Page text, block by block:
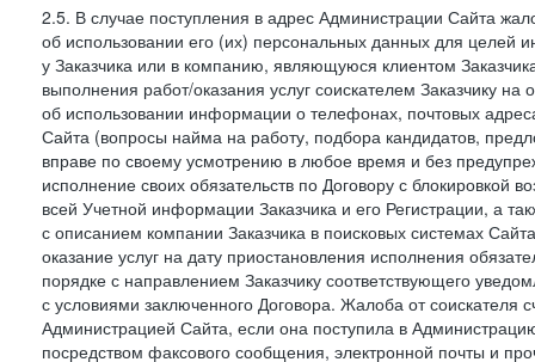
2.5. В случае поступления в адрес Администрации Сайта
об использовании его (их) персональных данных для целей
у Заказчика или в компанию, являющуюся клиентом
выполнения работ/оказания услуг соискателем Заказчику
об использовании информации о телефонах, почтовых
Сайта (вопросы найма на работу, подбора кандидатов,
вправе по своему усмотрению в любое время и без
исполнение своих обязательств по Договору с блокировкой
всей Учетной информации Заказчика и его Регистрации, а
с описанием компании Заказчика в поисковых системах
оказание услуг на дату приостановления исполнения
порядке с направлением Заказчику соответствующего
с условиями заключенного Договора. Жалоба от
Администрацией Сайта, если она поступила в
посредством факсового сообщения, электронной почты и